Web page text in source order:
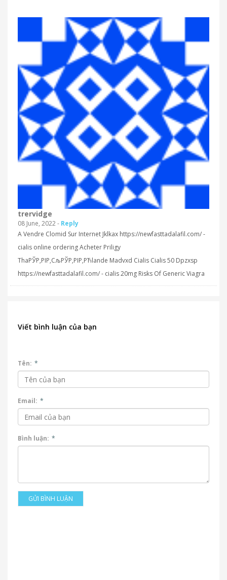
trervidge
08 June, 2022 - Reply
A Vendre Clomid Sur Internet Jklkax https://newfasttadalafil.com/ -
cialis online ordering Acheter Priligy
ThaРЎР‚РІР‚СљРЎР‚РІР‚РЋlande Madvxd Cialis Cialis 50 Dpzxsp
https://newfasttadalafil.com/ - cialis 20mg Risks Of Generic Viagra
Viết bình luận của bạn
Tên: *
Email: *
Bình luận: *
GỬI BÌNH LUẬN